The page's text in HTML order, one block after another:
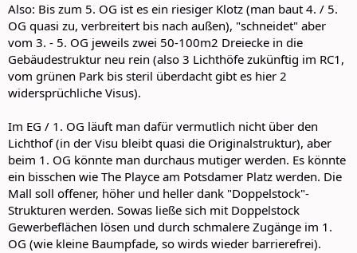
Also: Bis zum 5. OG ist es ein riesiger Klotz (man baut 4. / 5.
OG quasi zu, verbreitert bis nach außen), "schneidet" aber
vom 3. - 5. OG jeweils zwei 50-100m2 Dreiecke in die
Gebäudestruktur neu rein (also 3 Lichthöfe zukünftig im RC1,
vom grünen Park bis steril überdacht gibt es hier 2
widersprüchliche Visus).
Im EG / 1. OG läuft man dafür vermutlich nicht über den
Lichthof (in der Visu bleibt quasi die Originalstruktur), aber
beim 1. OG könnte man durchaus mutiger werden. Es könnte
ein bisschen wie The Playce am Potsdamer Platz werden. Die
Mall soll offener, höher und heller dank "Doppelstock"-
Strukturen werden. Sowas ließe sich mit Doppelstock
Gewerbeflächen lösen und durch schmalere Zugänge im 1.
OG (wie kleine Baumpfade, so wirds wieder barrierefrei).